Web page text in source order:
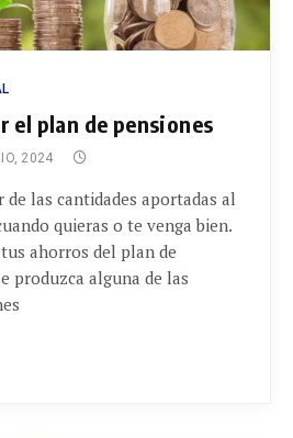
el plan de pensiones
2024
las cantidades aportadas al
quieras o te venga bien.
ahorros del plan de
produzca alguna de las